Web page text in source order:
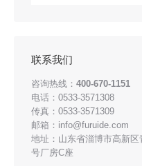
联系我们
咨询热线： 400-670-1151
电话：0533-3571308
传真：0533-3571309
邮箱：info@furuide.com
地址：山东省淄博市高新
号厂房C座